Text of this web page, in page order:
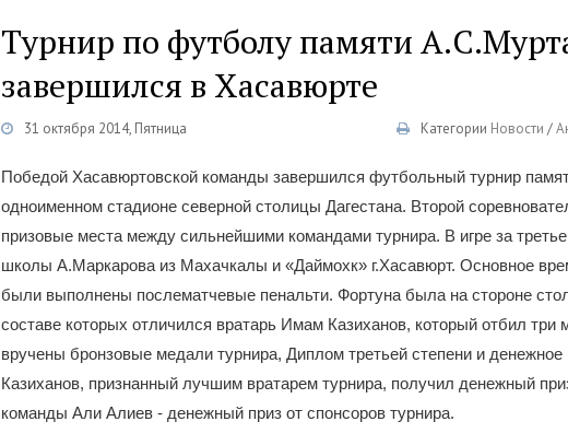
Турнир по футболу памяти
завершился в Хасавюрте
31 октября 2014, Пятница Категории Новости /
Победой Хасавюртовской команды завершился футбольный турнир
одноименном стадионе северной столицы Дагестана. Второй
призовые места между сильнейшими командами турнира. В игре за
школы А.Маркарова из Махачкалы и «Даймохк» г.Хасавюрт. Основное
были выполнены послематчевые пенальти. Фортуна была на стороне
составе которых отличился вратарь Имам Казиханов, который отбил
вручены бронзовые медали турнира, Диплом третьей степени и
Казиханов, признанный лучшим вратарем турнира, получил денежный
команды Али Алиев - денежный приз от спонсоров турнира.